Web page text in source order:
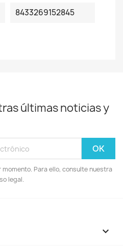
8433269152845
últimas noticias y
Para ello, consulte nuestra
legal.
